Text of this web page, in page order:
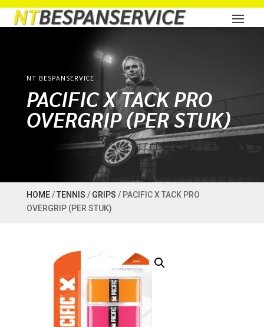
NT BESPANSERVICE
PACIFIC X TACK PRO
OVERGRIP (PER STUK)
HOME/TENNIS / GRIPS / PACIFIC X TACK PRO
OVERGRIP (PER STUK)